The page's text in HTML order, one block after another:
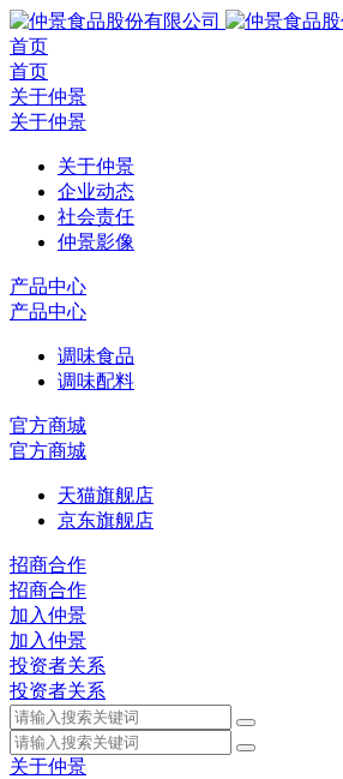
首页
首页
关于仲景
关于仲景
关于仲景
企业动态
社会责任
仲景影像
产品中心
产品中心
调味食品
调味配料
官方商城
官方商城
天猫旗舰店
京东旗舰店
招商合作
招商合作
加入仲景
加入仲景
投资者关系
投资者关系
关于仲景